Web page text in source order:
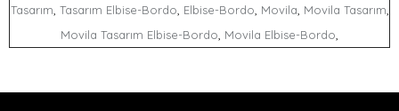
Tasarım, Tasarım Elbise-Bordo, Elbise-Bordo, Movila, Movila Tasarım,
Movila Tasarım Elbise-Bordo, Movila Elbise-Bordo,